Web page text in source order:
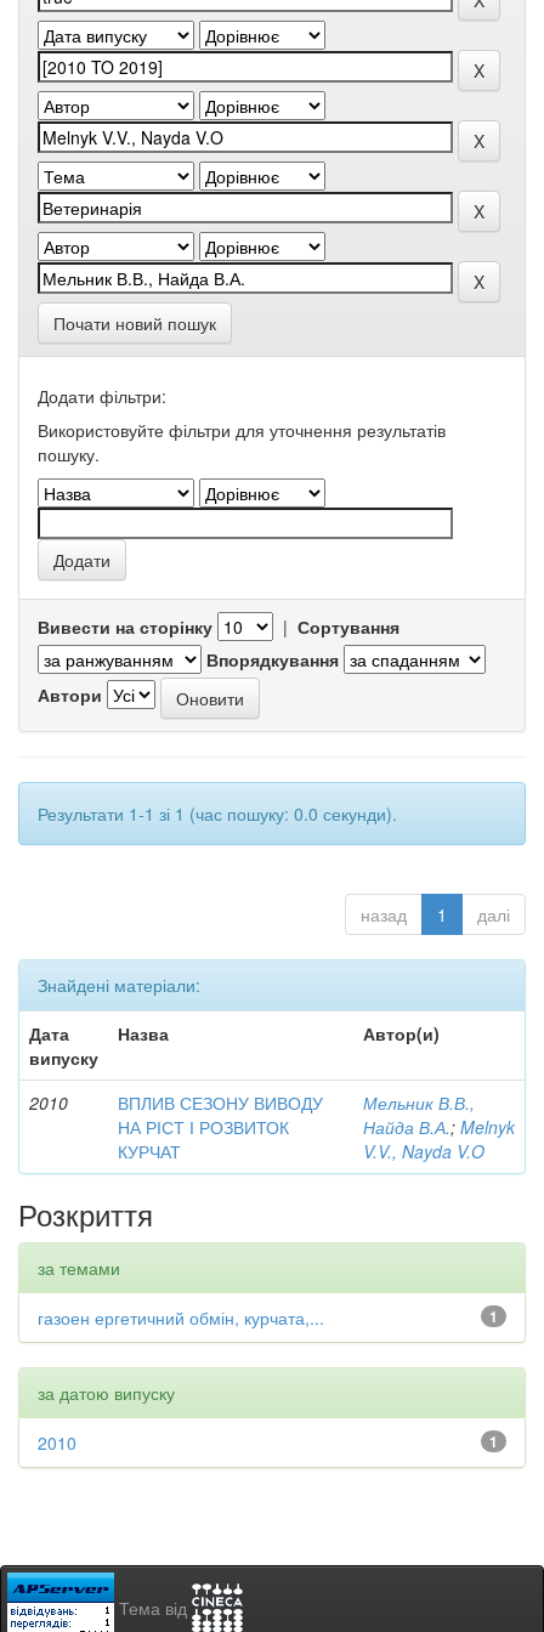
Почати новий пошук
Додати фільтри:
Використовуйте фільтри для уточнення результатів
пошуку.
Вивести на сторінку | Сортування
Впорядкування
Автори
Результати 1-1 зі 1 (час пошуку: 0.0 секунди).
назад 1 далі
Знайдені матеріали:
Дата
випуску
Назва Автор(и)
2010
ВПЛИВ СЕЗОНУ ВИВОДУ
НА РІСТ І РОЗВИТОК
КУРЧАТ
Мельник В.В.,
Найда В.А.; Melnyk
V.V., Nayda V.O
Розкриття
за темами
1
газоен ергетичний обмін, курчата,...
за датою випуску
1
2010
Тема від